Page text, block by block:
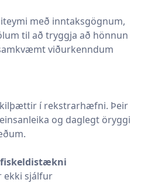
með inntaksgögnum,
til að tryggja að hönnun
viðurkenndum
í rekstrarhæfni. Þeir
og daglegt öryggi
fiskeldistækni
ekki sjálfur